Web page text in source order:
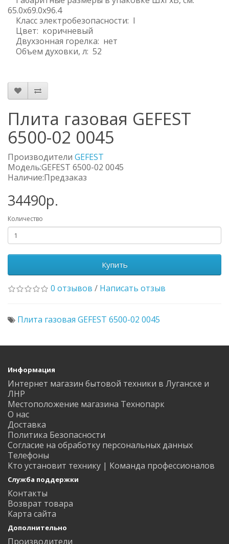
65.0x69.0x96.4
Класс электробезопасности: I
Цвет: коричневый
Двухзонная горелка: нет
Объем духовки, л: 52
Плита газовая GEFEST
6500-02 0045
Производители GEFEST
Модель:GEFEST 6500-02 0045
Наличие:Предзаказ
34490р.
Количество
Купить
0 отзывов / Написать отзыв
Плита газовая GEFEST 6500-02 0045
Информация
Интернет магазин бытовой техники в Луганске и
ЛНР
Местоположение магазина Технопарк
О нас
Доставка
Политика Безопасности
Согласие на обработку персональных данных
Телефоны
Кто установит технику | Команда профессионалов
Служба поддержки
Контакты
Возврат товара
Карта сайта
Дополнительно
Производители